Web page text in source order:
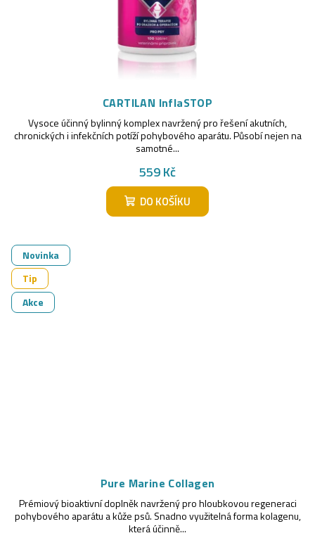
CARTILAN InflaSTOP
559 Kč
DO KOŠÍKU
Vysoce účinný bylinný komplex navržený pro řešení akutních,
chronických i infekčních potíží pohybového aparátu. Působí nejen na
samotné...
Novinka
Tip
Akce
Pure Marine Collagen
Prémiový bioaktivní doplněk navržený pro hloubkovou regeneraci
pohybového aparátu a kůže psů. Snadno využitelná forma kolagenu,
která účinně...